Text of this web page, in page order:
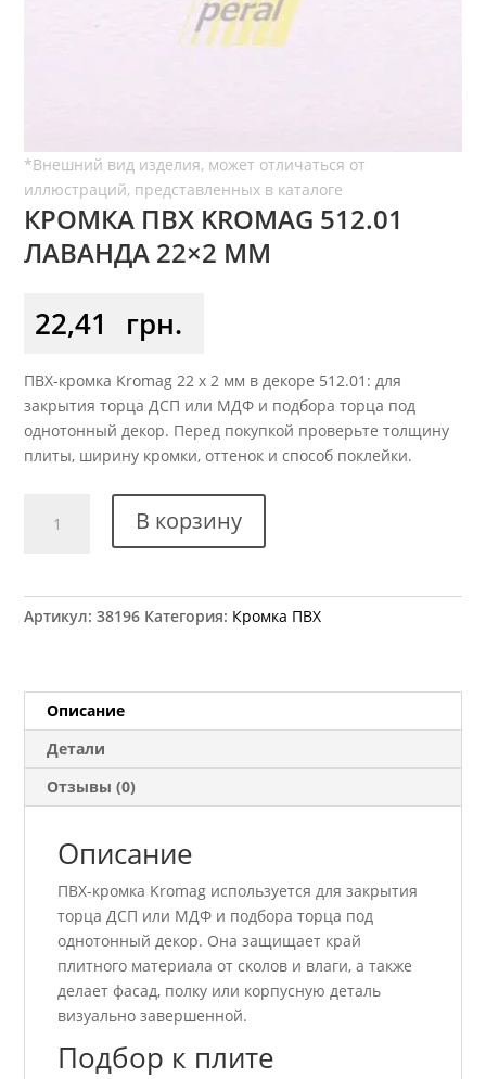
КРОМКА ПВХ KROMAG 512.01
ЛАВАНДА 22×2 ММ
22,41 грн.
ПВХ-кромка Kromag 22 x 2 мм в декоре 512.01: для
закрытия торца ДСП или МДФ и подбора торца под
однотонный декор. Перед покупкой проверьте толщину
плиты, ширину кромки, оттенок и способ поклейки.
товара
512.01
В корзину
Артикул:38196 Категория: Кромка ПВХ
Описание
Детали
Отзывы (0)
Описание
ПВХ-кромка Kromag используется для закрытия
торца ДСП или МДФ и подбора торца под
однотонный декор. Она защищает край
плитного материала от сколов и влаги, а также
делает фасад, полку или корпусную деталь
визуально завершенной.
Подбор к плите